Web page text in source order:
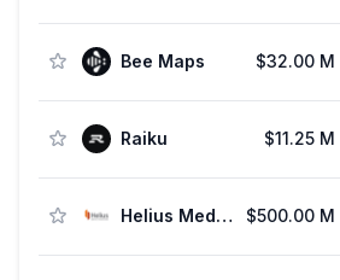
Bee Maps $32.00 M
Raiku $11.25 M
Helius Medical Technologies $500.00 M